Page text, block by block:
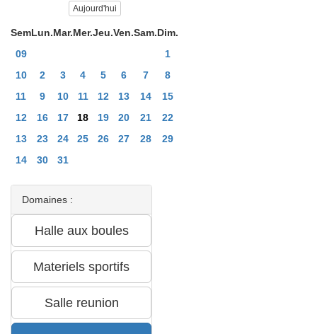
Aujourd'hui
SemLun.Mar.Mer.Jeu.Ven.Sam.Dim.
09
1
10
2 3 4 5 6 7
8
11
9 10 11 12 13 14
15
12
16 17 18 19 20 21
22
13
23 24 25 26 27 28
29
14
30 31
Domaines :